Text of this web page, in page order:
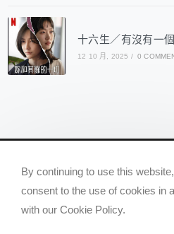
十六生／有沒有一
12 10 月, 2025 / 0
Now Q 2020 @ All
By continuing to use this
consent to the use of cookies in
with our Cookie Policy.